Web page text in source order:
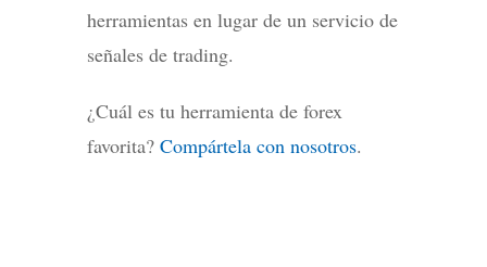
herramientas en lugar de un servicio de
señales de trading.
¿Cuál es tu herramienta de forex
favorita? Compártela con nosotros.